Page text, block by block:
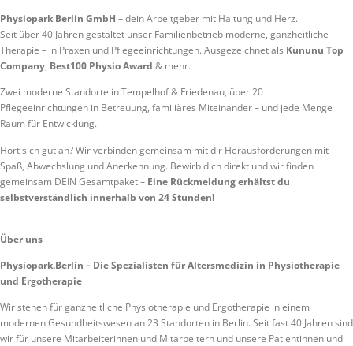
Physiopark Berlin GmbH – dein Arbeitgeber mit Haltung und Herz.
Seit über 40 Jahren gestaltet unser Familienbetrieb moderne, ganzheitliche
Therapie – in Praxen und Pflegeeinrichtungen. Ausgezeichnet als Kununu Top
Company, Best100 Physio Award & mehr.
Zwei moderne Standorte in Tempelhof & Friedenau, über 20
Pflegeeinrichtungen in Betreuung, familiäres Miteinander – und jede Menge
Raum für Entwicklung.
Hört sich gut an? Wir verbinden gemeinsam mit dir Herausforderungen mit
Spaß, Abwechslung und Anerkennung. Bewirb dich direkt und wir finden
gemeinsam DEIN Gesamtpaket – Eine Rückmeldung erhältst du
selbstverständlich innerhalb von 24 Stunden!
Über uns
Physiopark.Berlin – Die Spezialisten für Altersmedizin in Physiotherapie
und Ergotherapie
Wir stehen für ganzheitliche Physiotherapie und Ergotherapie in einem
modernen Gesundheitswesen an 23 Standorten in Berlin. Seit fast 40 Jahren sind
wir für unsere Mitarbeiterinnen und Mitarbeitern und unsere Patientinnen und